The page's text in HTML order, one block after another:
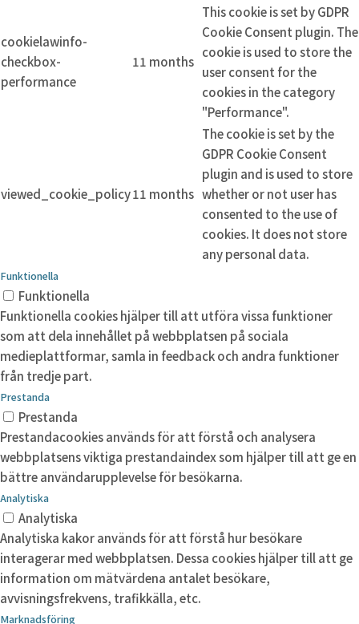
cookielawinfo-
checkbox-
performance
11 months
This cookie is set by GDPR
Cookie Consent plugin. The
cookie is used to store the
user consent for the
cookies in the category
"Performance".
viewed_cookie_policy11 months
The cookie is set by the
GDPR Cookie Consent
plugin and is used to store
whether or not user has
consented to the use of
cookies. It does not store
any personal data.
Funktionella
Funktionella
Funktionella cookies hjälper till att utföra vissa funktioner
som att dela innehållet på webbplatsen på sociala
medieplattformar, samla in feedback och andra funktioner
från tredje part.
Prestanda
Prestanda
Prestandacookies används för att förstå och analysera
webbplatsens viktiga prestandaindex som hjälper till att ge en
bättre användarupplevelse för besökarna.
Analytiska
Analytiska
Analytiska kakor används för att förstå hur besökare
interagerar med webbplatsen. Dessa cookies hjälper till att ge
information om mätvärdena antalet besökare,
avvisningsfrekvens, trafikkälla, etc.
Marknadsföring